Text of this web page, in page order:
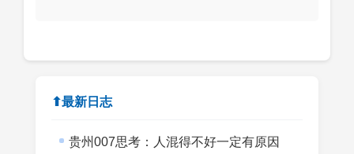
⬆最新日志
贵州007思考：人混得不好一定有原因